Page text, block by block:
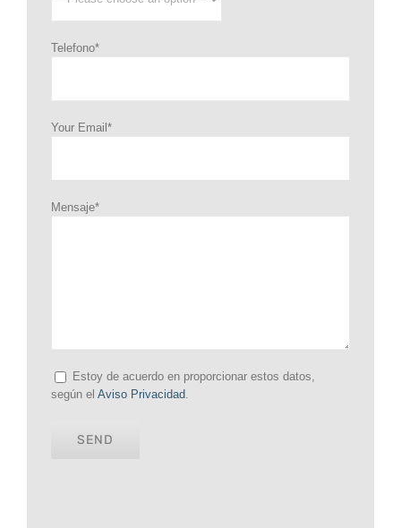
Telefono*
Your Email*
Mensaje*
Estoy de acuerdo en proporcionar estos datos,
según elAviso Privacidad